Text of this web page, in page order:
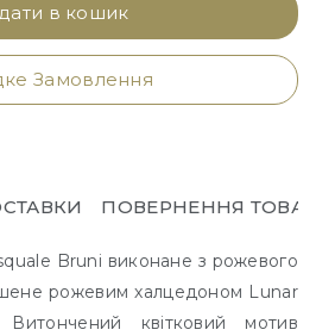
в кошик
Замовлення
ПОВЕРНЕННЯ
Bruni виконане з рожевого
рожевим халцедоном Lunar
квітковий мотив